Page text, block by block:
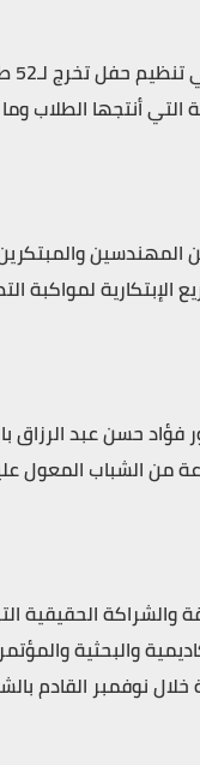
التي أنتجها الطلاب
المهندسين
هذه المشاريع
حسن عبد الرزاق
الشباب المعول
والشراكة الحقيقية
والبحثية
نوفمبر القادم